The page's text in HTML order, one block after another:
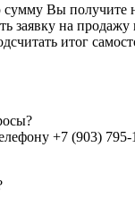
сумму Вы получите
заявку на продажу
итог
+7 (903) 795-